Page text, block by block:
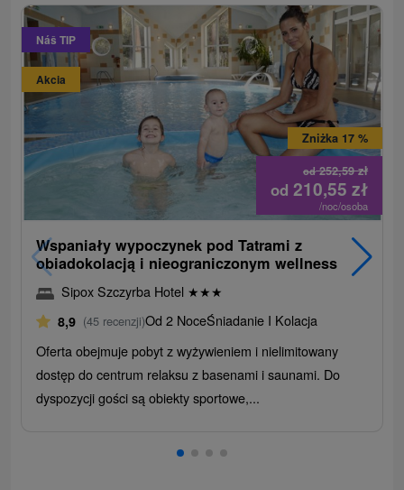
Náš TIP
Akcia
od252,59zł
Zniżka 17 %
od 210,55zł
/noc/osoba
Wspaniały wypoczynek pod Tatrami z
obiadokolacją i nieograniczonym wellness
Sipox Szczyrba Hotel ★★★
8,9 (45 recenzji)Od 2 NoceŚniadanie I Kolacja
Oferta obejmuje pobyt z wyżywieniem i nielimitowany
dostęp do centrum relaksu z basenami i saunami. Do
dyspozycji gości są obiekty sportowe,...